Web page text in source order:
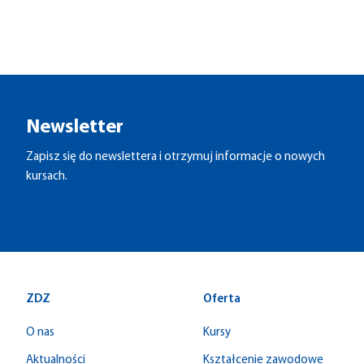
Newsletter
Zapisz się do newslettera i otrzymuj informacje o nowych
kursach.
ZDZ
O nas
Aktualności
Oferta
Kursy
Kształcenie zawodowe